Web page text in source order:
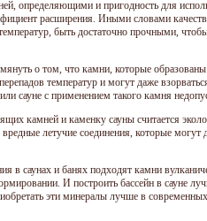
определяющими и пригодность для
расширения. Иными словами
быть достаточно прочными,
о том, что камни, которые
температур и могут даже
сауне с применением такого камня
камней и каменку сауны считается
летучие соединения, которые
в саунах и банях подходят камни
И построить бассейн в сауне
эти минералы лучше в